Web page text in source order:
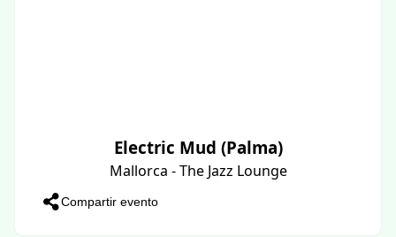
Electric Mud (Palma)
Mallorca - The Jazz Lounge
Compartir evento